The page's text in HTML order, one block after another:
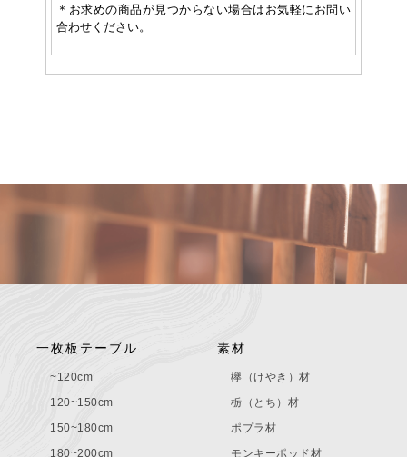
＊お求めの商品が見つからない場合はお気軽にお問い
合わせください。
一枚板テーブル
~120cm
120~150cm
150~180cm
180~200cm
素材
欅（けやき）材
栃（とち）材
ポプラ材
モンキーポッド材